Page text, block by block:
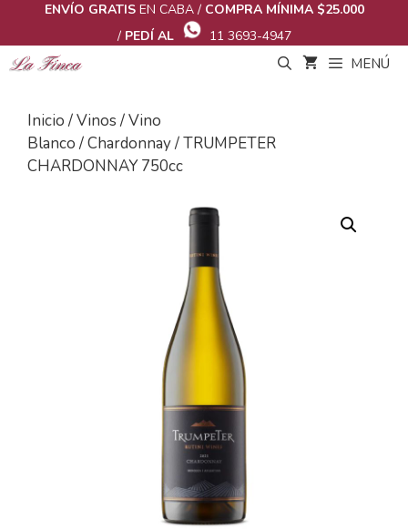
contenido
ENVÍO GRATIS EN CABA / COMPRA MÍNIMA $25.000
/ PEDÍ AL 11 3693-4947
MENÚ
Inicio/Vinos/Vino
Blanco/Chardonnay/ TRUMPETER
CHARDONNAY 750cc